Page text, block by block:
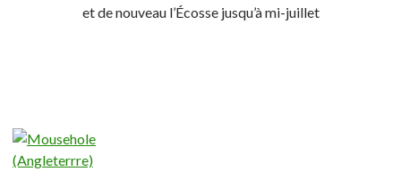
et de nouveau l’Écosse jusqu’à mi-juillet